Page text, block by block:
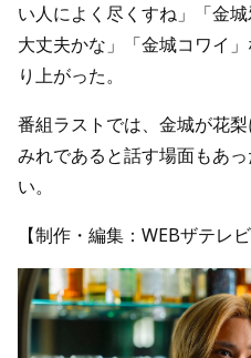
い人によく尽くすね」「金
大丈夫かな」「金城コワイ
り上がった。
番組ラストでは、金城が花
みれであると話す場面もあ
い。
【制作・編集：WEBザテレ